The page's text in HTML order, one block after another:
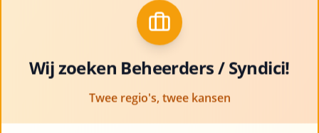
met ruimte voor professionele groei en
ontwikkeling
Bekijk vacatures
Wij zoeken Beheerders / Syndici!
Twee regio's, twee kansen